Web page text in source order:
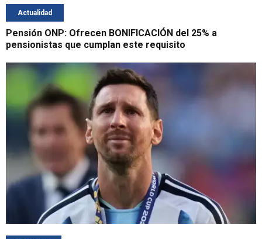
Actualidad
Pensión ONP: Ofrecen BONIFICACIÓN del 25% a
pensionistas que cumplan este requisito